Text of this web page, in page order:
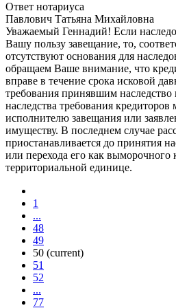
Ответ нотариуса
Павлович Татьяна Михайловна
Уважаемый Геннадий! Если
Вашу пользу завещание, то,
отсутствуют основания для
обращаем Ваше внимание, что
вправе в течение срока исковой
требования принявшим
наследства требования
исполнителю завещания или
имуществу. В последнем случае
приостанавливается до принятия
или перехода его как выморочного
территориальной единице.
1
...
48
49
50 (current)
51
52
...
77